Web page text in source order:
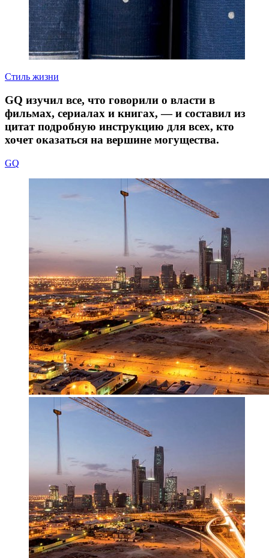
Стиль жизни
GQ изучил все, что говорили о власти в
фильмах, сериалах и книгах, — и составил из
цитат подробную инструкцию для всех, кто
хочет оказаться на вершине могущества.
GQ